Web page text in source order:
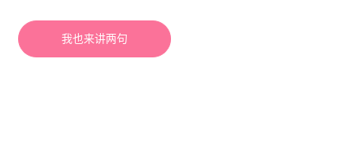
我也来讲两句